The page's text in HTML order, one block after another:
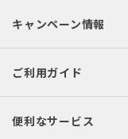
キャンペーン情報
ご利用ガイド
便利なサービス